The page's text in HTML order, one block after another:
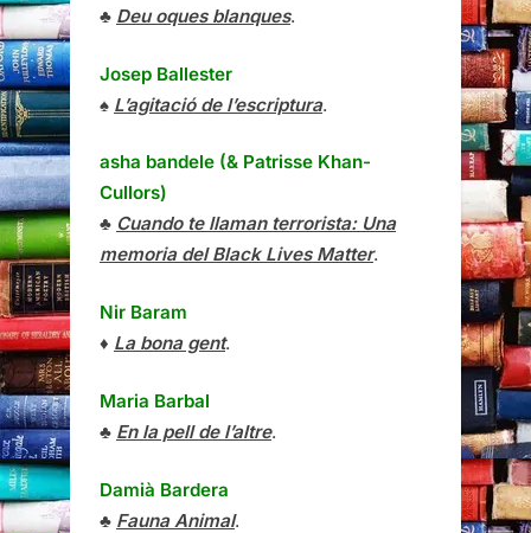
♣ Deu oques blanques.
Josep Ballester
♠ L’agitació de l’escriptura.
asha bandele (& Patrisse Khan-
Cullors)
♣ Cuando te llaman terrorista: Una
memoria del Black Lives Matter.
Nir Baram
♦ La bona gent.
Maria Barbal
♣ En la pell de l’altre.
Damià Bardera
♣ Fauna Animal.